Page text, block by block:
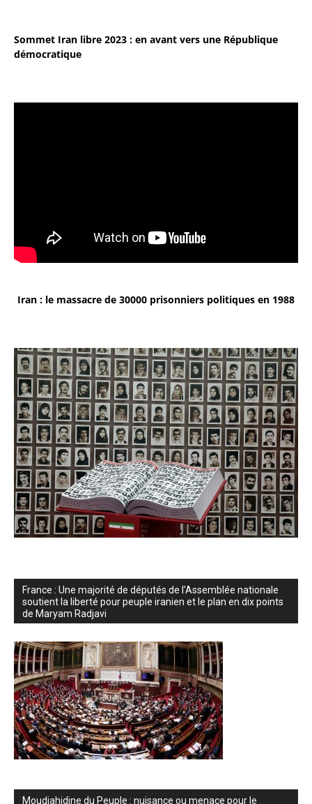
Sommet Iran libre 2023 : en avant vers une République
démocratique
Iran : le massacre de 30000 prisonniers politiques en 1988
France : Une majorité de députés de l’Assemblée nationale
soutient la liberté pour peuple iranien et le plan en dix points
de Maryam Radjavi
Moudjahidine du Peuple : nuisance ou menace pour le